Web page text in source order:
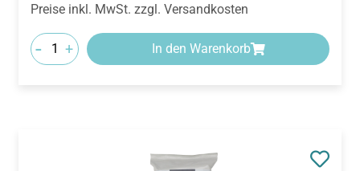
Preise inkl. MwSt. zzgl. Versandkosten
- + In den Warenkorb